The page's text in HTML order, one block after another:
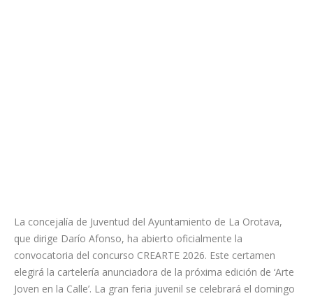
La concejalía de Juventud del Ayuntamiento de La Orotava,
que dirige Darío Afonso, ha abierto oficialmente la
convocatoria del concurso CREARTE 2026. Este certamen
elegirá la cartelería anunciadora de la próxima edición de ‘Arte
Joven en la Calle’. La gran feria juvenil se celebrará el domingo